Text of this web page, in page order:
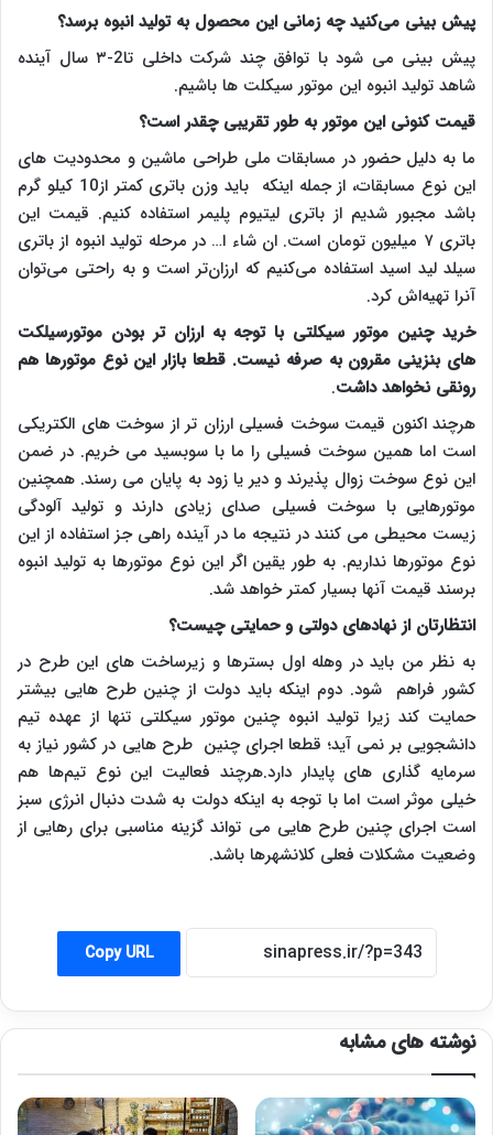
پیش بینی می‌کنید چه زمانی این محصول به تولید انبوه برسد؟
پیش بینی می شود
با توافق چند شرکت داخلی تا2-۳ سال آینده
شاهد تولید انبوه این موتور سیکلت ها باشیم.
قیمت کنونی این موتور به طور تقریبی چقدر است؟
ما به دلیل حضور در مسابقات ملی طراحی ماشین و محدودیت های
این نوع مسابقات، از جمله اینکه باید وزن باتری کمتر از10 کیلو گرم
باشد مجبور شدیم از باتری لیتیوم پلیمر استفاده کنیم. قیمت این
باتری۷ میلیون تومان است. ان شاء ا… در مرحله تولید انبوه از باتری
سیلد لید اسید استفاده می‌کنیم که ارزان‌تر است و به راحتی می‌توان
آنرا تهیه‌اش کرد.
خرید چنین موتور سیکلتی با توجه به ارزان تر بودن موتورسیلکت
های بنزینی مقرون به صرفه نیست. قطعا بازار این نوع موتورها هم
رونقی نخواهد داشت.
هرچند اکنون قیمت سوخت فسیلی ارزان تر از سوخت های الکتریکی
است اما همین سوخت فسیلی را ما با سوبسید می خریم. در ضمن
این نوع سوخت زوال پذیرند و دیر یا زود به پایان می رسند. همچنین
موتورهایی با سوخت فسیلی صدای زیادی دارند و تولید آلودگی
زیست محیطی می کنند در نتیجه ما در آینده راهی جز استفاده از این
نوع موتورها نداریم. به طور یقین اگر این نوع موتورها به تولید انبوه
برسند قیمت آنها بسیار کمتر خواهد شد.
انتظارتان از نهادهای دولتی و حمایتی چیست؟
به نظر من باید در وهله اول بسترها و زیرساخت های این طرح در
کشور فراهم شود. دوم اینکه باید دولت از چنین طرح هایی بیشتر
حمایت کند زیرا تولید انبوه چنین موتور سیکلتی تنها از عهده تیم
دانشجویی بر نمی آید؛ قطعا اجرای چنین طرح هایی در کشور نیاز به
سرمایه گذاری های پایدار دارد.هرچند فعالیت این نوع تیم‌ها هم
خیلی موثر است اما با توجه به اینکه دولت به شدت دنبال انرژی سبز
است اجرای چنین طرح هایی می تواند گزینه مناسبی برای رهایی از
وضعیت مشکلات فعلی کلانشهرها باشد.
Copy URL
نوشته های مشابه